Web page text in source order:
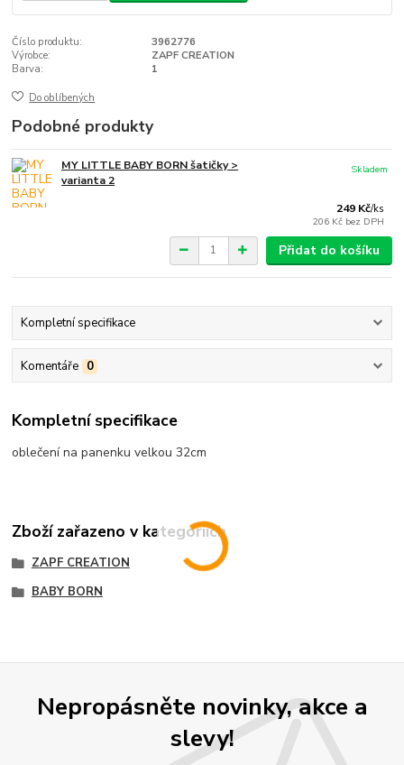
Číslo produktu:
3962776
Výrobce:
ZAPF CREATION
Barva:
1
Do oblíbených
Podobné produkty
MY LITTLE BABY BORN šatičky >
varianta 2
249 Kč/ks
206 Kč bez DPH
Skladem
Přidat do košíku
Kompletní specifikace
Komentáře 0
Kompletní specifikace
oblečení na panenku velkou 32cm
Zboží zařazeno v kategoriích
ZAPF CREATION
BABY BORN
Nepropásněte novinky, akce a
slevy!